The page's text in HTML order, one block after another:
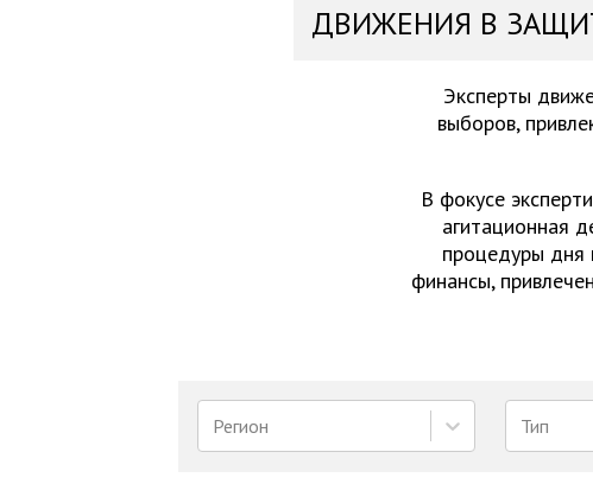
ДВИЖЕНИЯ В
Эксперты
выборов,
В фокусе
агитационная
процедуры дня
финансы,
Регион Тип